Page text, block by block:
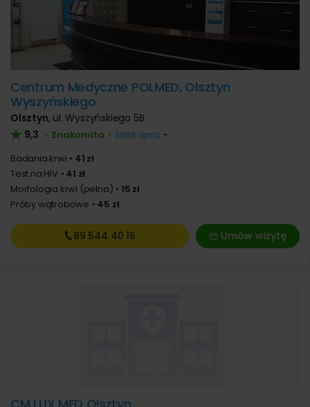
Centrum Medyczne POLMED, Olsztyn
Wyszyńskiego
Olsztyn, ul. Wyszyńskiego 5B
9,3 • Znakomita • 3886 opinii
Badania krwi
41 zł
Test na HIV
41 zł
Morfologia krwi (pełna)
15 zł
Próby wątrobowe
45 zł
Umów wizytę
89 544 40 16